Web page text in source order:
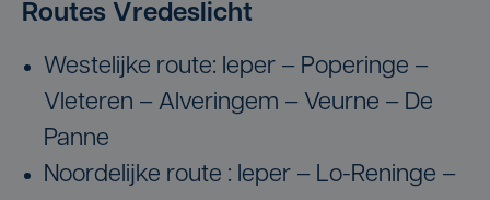
Routes Vredeslicht
Westelijke route: Ieper – Poperinge –
Vleteren – Alveringem – Veurne – De
Panne
Noordelijke route : Ieper – Lo-Reninge –